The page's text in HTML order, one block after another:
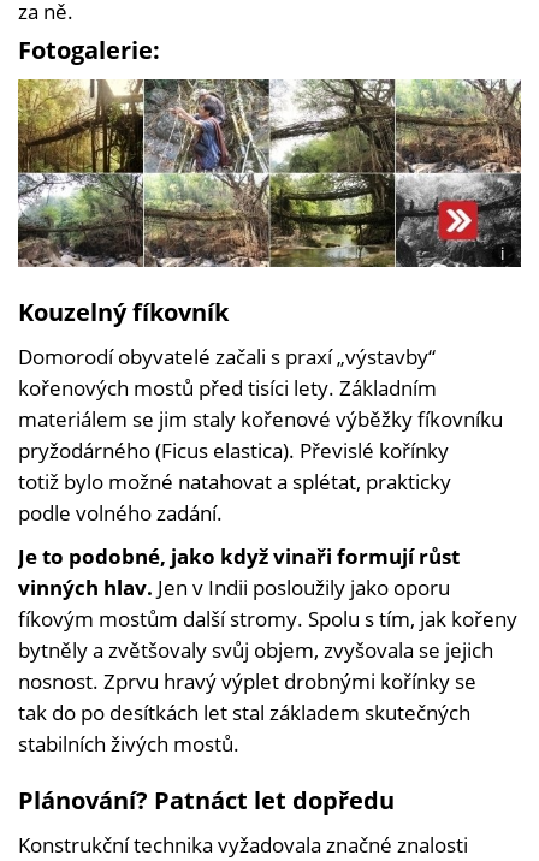
za ně.
Fotogalerie:
i
Foto:
Kouzelný fíkovník
Domorodí obyvatelé začali s praxí „výstavby“
kořenových mostů před tisíci lety. Základním
materiálem se jim staly kořenové výběžky fíkovníku
pryžodárného (Ficus elastica). Převislé kořínky
totiž bylo možné natahovat a splétat, prakticky
podle volného zadání.
Je to podobné, jako když vinaři formují růst
vinných hlav. Jen v Indii posloužily jako oporu
fíkovým mostům další stromy. Spolu s tím, jak kořeny
bytněly a zvětšovaly svůj objem, zvyšovala se jejich
nosnost. Zprvu hravý výplet drobnými kořínky se
tak do po desítkách let stal základem skutečných
stabilních živých mostů.
Plánování? Patnáct let dopředu
Konstrukční technika vyžadovala značné znalosti